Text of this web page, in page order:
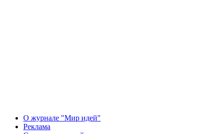
О журнале "Мир идей"
Реклама